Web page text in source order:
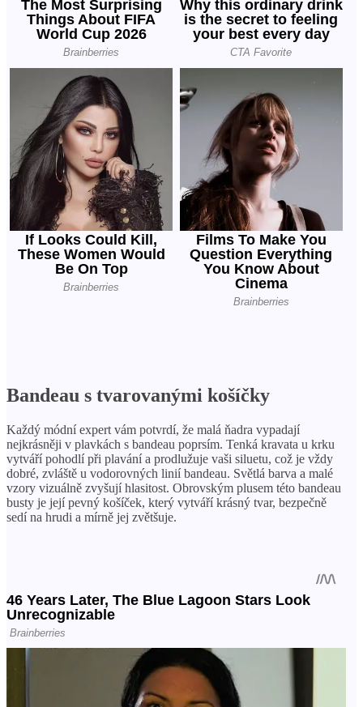
Bandeau s tvarovanými košíčky
Každý módní expert vám potvrdí, že malá ňadra vypadají
nejkrásněji v plavkách s bandeau poprsím. Tenká kravata u krku
vytváří pohodlí při plavání a prodlužuje vaši siluetu, což je vždy
dobré, zvláště u vodorovných linií bandeau. Světlá barva a malé
vzory vizuálně zvyšují hlasitost. Obrovským plusem této bandeau
busty je její pevný košíček, který vytváří krásný tvar, bezpečně
sedí na hrudi a mírně jej zvětšuje.